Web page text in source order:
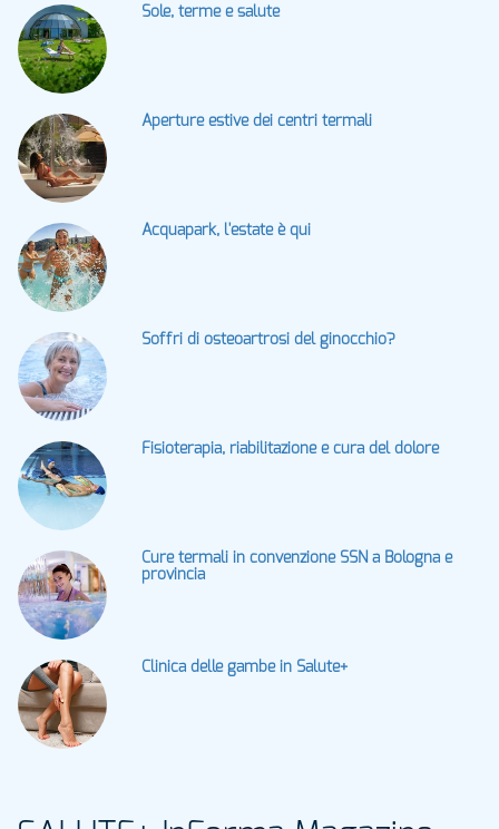
Sole, terme e salute
Aperture estive dei centri termali
Acquapark, l'estate è qui
Soffri di osteoartrosi del ginocchio?
Fisioterapia, riabilitazione e cura del dolore
Cure termali in convenzione SSN a Bologna e
provincia
Clinica delle gambe in Salute+